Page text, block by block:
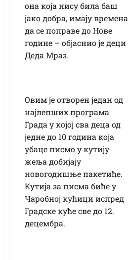
она која нису била баш
јако добра, имају времена
да се поправе до Нове
године – објаснио је деци
Деда Мраз.
Овим је отворен један од
најлепших програма
Града у којој сва деца од
једне до 10 година која
убаце писмо у кутију
жеља добијају
новогодишње пакетиће.
Кутија за писма биће у
Чаробној кућици испред
Градске куће све до 12.
децембра.